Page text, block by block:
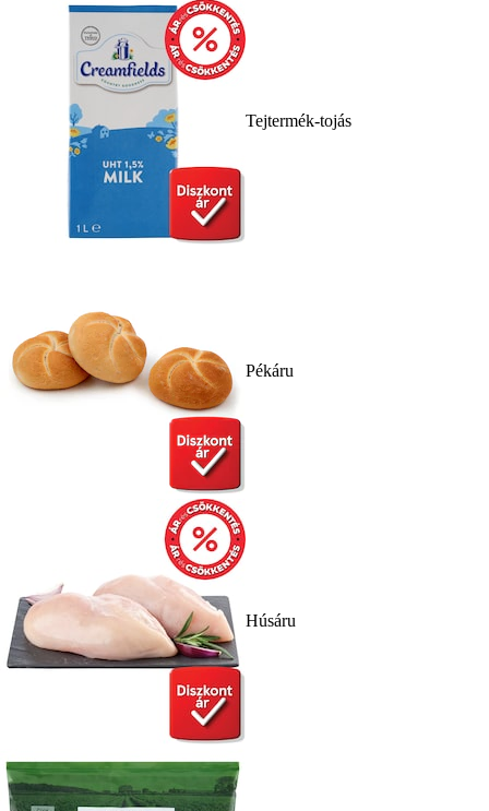
Tejtermék-tojás
Pékáru
Húsáru